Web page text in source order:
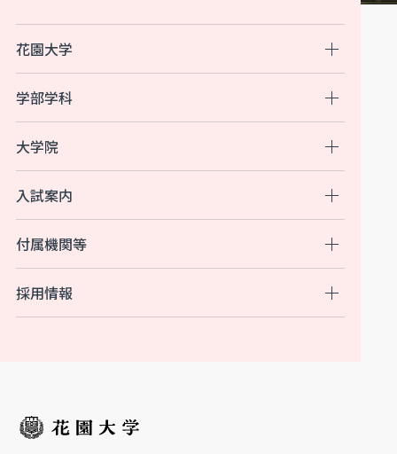
花園大学
入試案内
付属機関等
学部学科
大学院
採用情報